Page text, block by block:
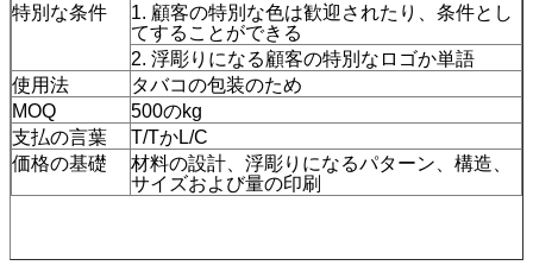
特別な条件
1. 顧客の特別な色は歓迎されたり、条件とし
てすることができる
2. 浮彫りになる顧客の特別なロゴか単語
使用法
タバコの包装のため
MOQ
500のkg
支払の言葉
T/TかL/C
価格の基礎
材料の設計、浮彫りになるパターン、構造、
サイズおよび量の印刷